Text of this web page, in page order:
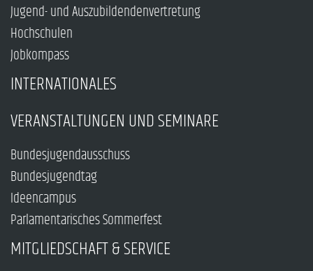
Jugend- und Auszubildendenvertretung
Hochschulen
Jobkompass
INTERNATIONALES
VERANSTALTUNGEN UND SEMINARE
Bundesjugendausschuss
Bundesjugendtag
Ideencampus
Parlamentarisches Sommerfest
MITGLIEDSCHAFT & SERVICE